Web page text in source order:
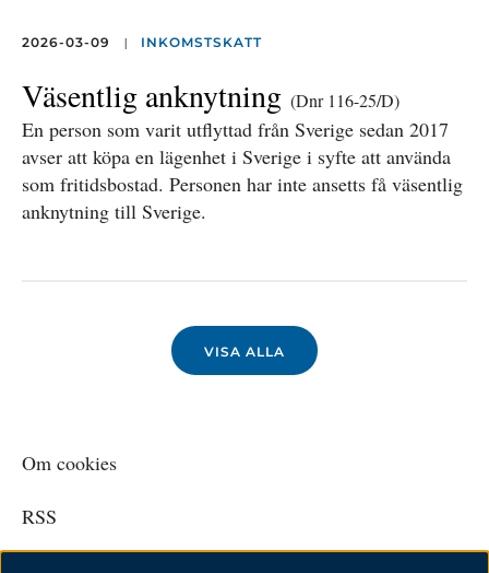
2026-03-09 | INKOMSTSKATT
Väsentlig anknytning (Dnr 116-25/D)
En person som varit utflyttad från Sverige sedan 2017
avser att köpa en lägenhet i Sverige i syfte att använda
som fritidsbostad. Personen har inte ansetts få väsentlig
anknytning till Sverige.
VISA ALLA
Om cookies
RSS